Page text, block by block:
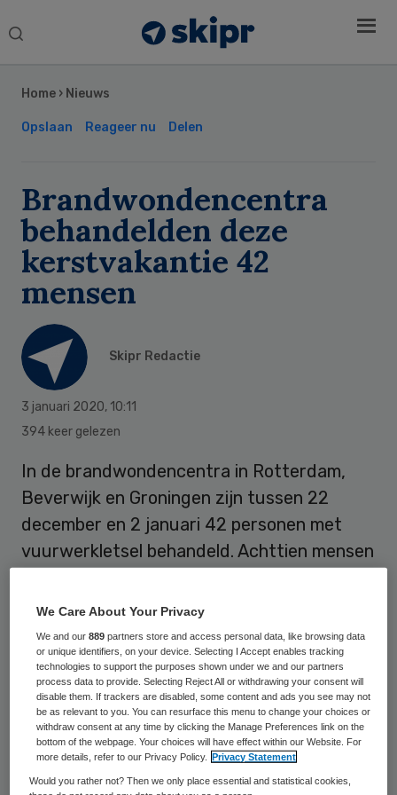
Search
Home › Nieuws
Opslaan Reageer nu Delen
Brandwondencentra
behandelden deze
kerstvakantie 42
mensen
Skipr Redactie
3 januari 2020, 10:11
394 keer gelezen
In de brandwondencentra in Rotterdam,
Beverwijk en Groningen zijn tussen 22
december en 2 januari 42 personen met
vuurwerkletsel behandeld. Achttien mensen
worden opgenomen.
Dat meldt de Brandwondenstichting. Vorig
jaar werden rond de jaarwisseling 23
mensen in één van de drie
brandwondencentra opgenomen en 56
mensen poliklinisch behandeld. “Het is
Sidebar
We Care About Your Privacy
We and our889 partners store and access personal data, like browsing data
or unique identifiers, on your device. Selecting I Accept enables tracking
technologies to support the purposes shown under we and our partners
process data to provide. Selecting Reject All or withdrawing your consent will
disable them. If trackers are disabled, some content and ads you see may not
be as relevant to you. You can resurface this menu to change your choices or
withdraw consent at any time by clicking the Manage Preferences link on the
bottom of the webpage. Your choices will have effect within our Website. For
more details, refer to our Privacy Policy.
Privacy Statement
Would you rather not? Then we only place essential and statistical cookies,